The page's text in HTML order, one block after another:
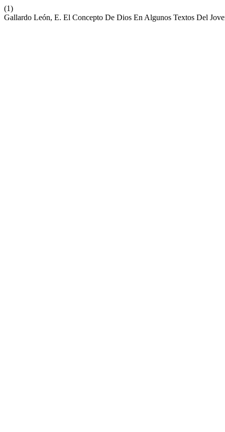
(1)
Gallardo León, E. El Concepto De Dios En Algunos Textos Del